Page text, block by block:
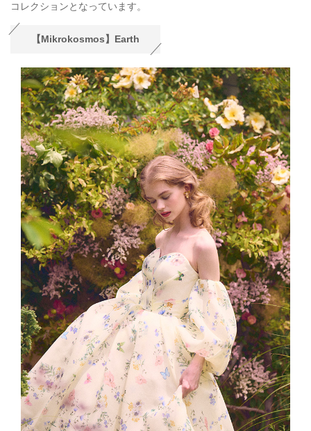
コレクションとなっています。
【Mikrokosmos】Earth